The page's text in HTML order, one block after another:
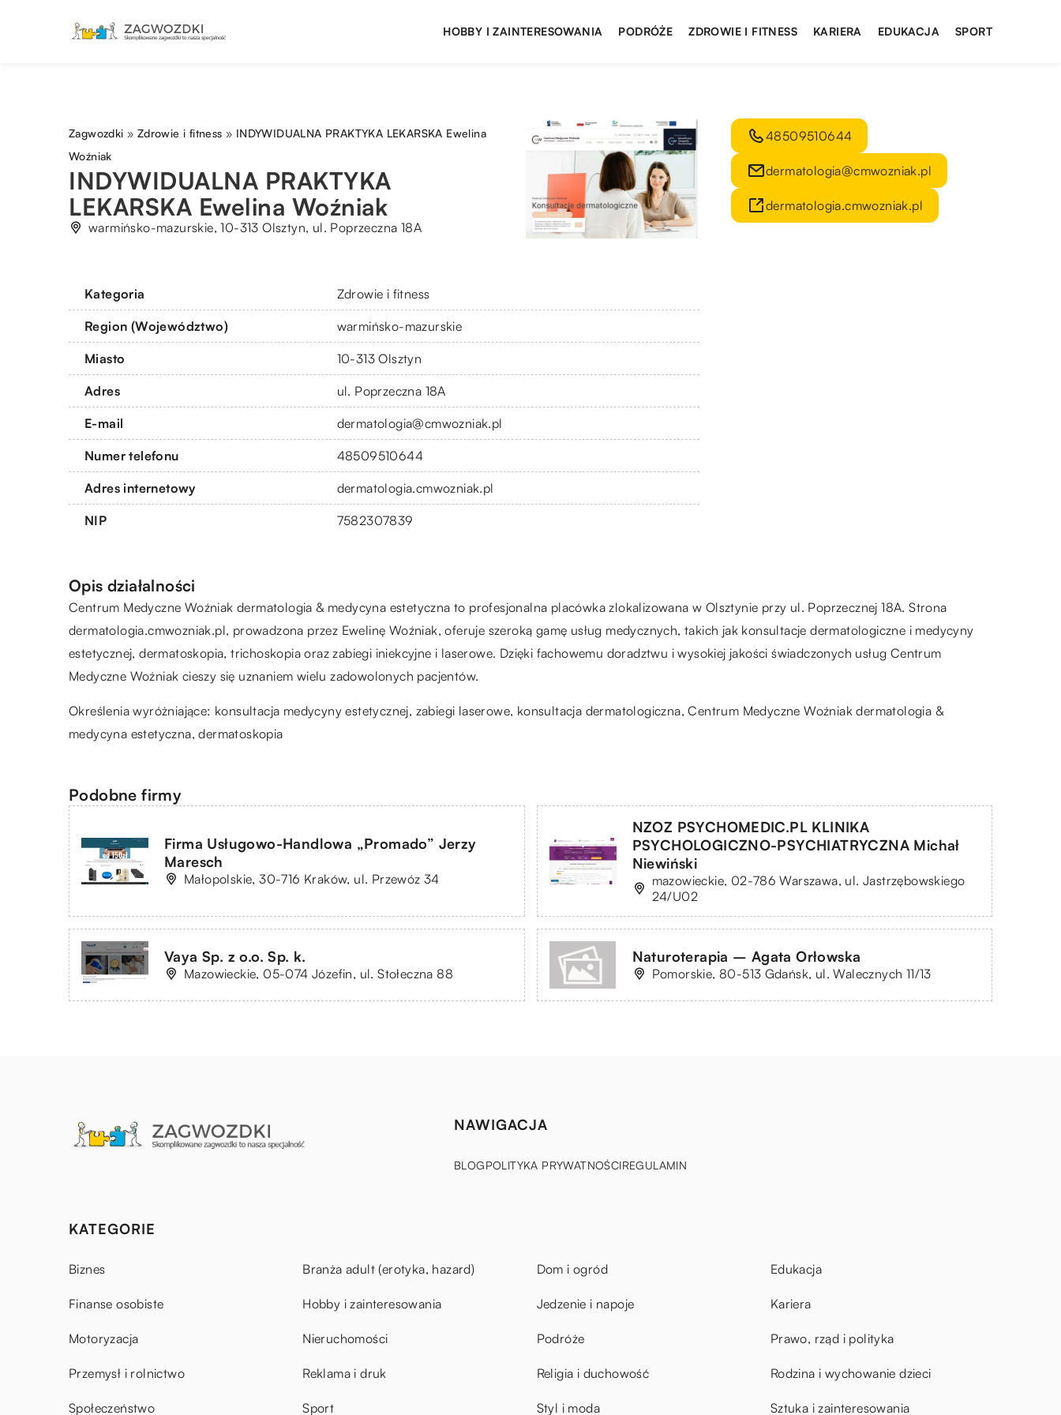
HOBBY I ZAINTERESOWANIA PODRÓŻE ZDROWIE I FITNESS KARIERA EDUKACJA SPORT
Zagwozdki » Zdrowie i fitness » INDYWIDUALNA PRAKTYKA LEKARSKA Ewelina
Woźniak
INDYWIDUALNA PRAKTYKA
LEKARSKA Ewelina Woźniak
warmińsko-mazurskie, 10-313 Olsztyn, ul. Poprzeczna 18A
Kategoria Zdrowie i fitness
Region (Województwo) warmińsko-mazurskie
Miasto 10-313 Olsztyn
Adres ul. Poprzeczna 18A
E-mail dermatologia@cmwozniak.pl
Numer telefonu 48509510644
Adres internetowy dermatologia.cmwozniak.pl
NIP 7582307839
48509510644
dermatologia@cmwozniak.pl
dermatologia.cmwozniak.pl
Opis działalności
Centrum Medyczne Woźniak dermatologia & medycyna estetyczna to profesjonalna placówka zlokalizowana w Olsztynie przy ul. Poprzecznej 18A. Strona
dermatologia.cmwozniak.pl, prowadzona przez Ewelinę Woźniak, oferuje szeroką gamę usług medycznych, takich jak konsultacje dermatologiczne i medycyny
estetycznej, dermatoskopia, trichoskopia oraz zabiegi iniekcyjne i laserowe. Dzięki fachowemu doradztwu i wysokiej jakości świadczonych usług Centrum
Medyczne Woźniak cieszy się uznaniem wielu zadowolonych pacjentów.
Określenia wyróżniające: konsultacja medycyny estetycznej, zabiegi laserowe, konsultacja dermatologiczna,Centrum Medyczne Woźniak dermatologia &
medycyna estetyczna, dermatoskopia
Podobne firmy
Firma Usługowo-Handlowa „Promado” Jerzy
Maresch
Małopolskie, 30-716 Kraków, ul. Przewóz 34
NZOZ PSYCHOMEDIC.PL KLINIKA
PSYCHOLOGICZNO-PSYCHIATRYCZNA Michał
Niewiński
mazowieckie, 02-786 Warszawa, ul. Jastrzębowskiego
24/U02
Vaya Sp. z o.o. Sp. k.
Mazowieckie, 05-074 Józefin, ul. Stołeczna 88
Naturoterapia – Agata Orłowska
Pomorskie, 80-513 Gdańsk, ul. Walecznych 11/13
NAWIGACJA
BLOGPOLITYKA PRYWATNOŚCIREGULAMIN
KATEGORIE
Biznes Branża adult (erotyka, hazard) Dom i ogród Edukacja
Finanse osobiste Hobby i zainteresowania Jedzenie i napoje Kariera
Motoryzacja Nieruchomości Podróże Prawo, rząd i polityka
Przemysł i rolnictwo Reklama i druk Religia i duchowość Rodzina i wychowanie dzieci
Społeczeństwo Sport Styl i moda Sztuka i zainteresowania